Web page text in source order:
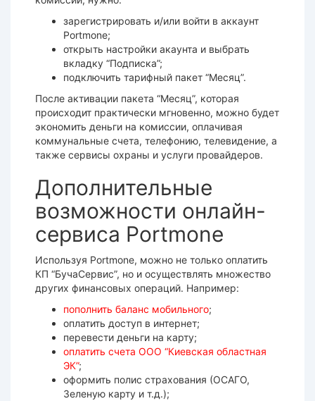
зарегистрировать и/или войти в аккаунт
Portmone;
открыть настройки акаунта и выбрать
вкладку “Подписка”;
подключить тарифный пакет “Месяц”.
После активации пакета “Месяц”, которая
происходит практически мгновенно, можно будет
экономить деньги на комиссии, оплачивая
коммунальные счета, телефонию, телевидение, а
также сервисы охраны и услуги провайдеров.
Дополнительные
возможности онлайн-
сервиса Portmone
Используя Portmone, можно не только оплатить
КП “БучаСервис”, но и осуществлять множество
других финансовых операций. Например:
пополнить баланс мобильного;
оплатить доступ в интернет;
перевести деньги на карту;
оплатить счета ООО “Киевская областная
ЭК”;
оформить полис страхования (ОСАГО,
Зеленую карту и т.д.);